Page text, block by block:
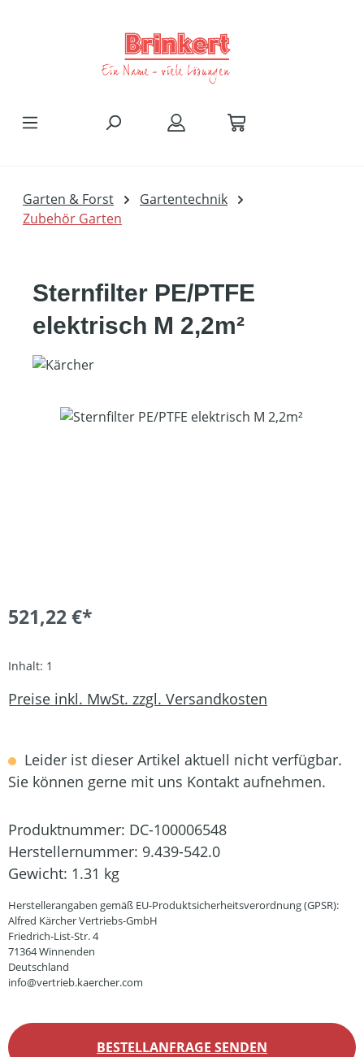
Garten & Forst
Gartentechnik
Zubehör Garten
Sternfilter PE/PTFE
elektrisch M 2,2m²
Bildergalerie überspringen
521,22 €*
Inhalt: 1
Preise inkl. MwSt. zzgl. Versandkosten
Leider ist dieser Artikel aktuell nicht verfügbar.
Sie können gerne mit uns Kontakt aufnehmen.
Produktnummer: DC-100006548
Herstellernummer: 9.439-542.0
Gewicht: 1.31 kg
Herstellerangaben gemäß EU-Produktsicherheitsverordnung (GPSR):
Alfred Kärcher Vertriebs-GmbH
Friedrich-List-Str. 4
71364 Winnenden
Deutschland
info@vertrieb.kaercher.com
BESTELLANFRAGE SENDEN